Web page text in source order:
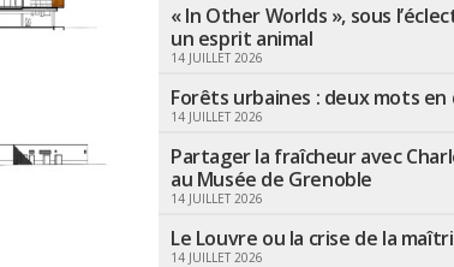
« In Other Worlds », sous
un esprit animal
14 JUILLET 2026
Forêts urbaines : deux mots
14 JUILLET 2026
Partager la fraîcheur avec
au Musée de Grenoble
14 JUILLET 2026
Le Louvre ou la crise de la
14 JUILLET 2026